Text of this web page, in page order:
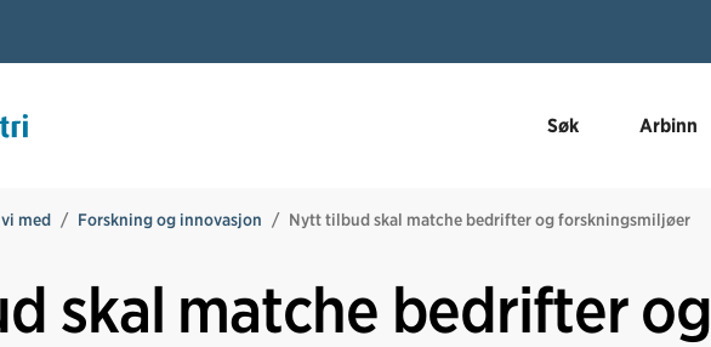
Søk Arbinn
med Forskning og innovasjon Nytt tilbud skal matche bedrifter og forskningsmiljøer
skal matche bedrifter og